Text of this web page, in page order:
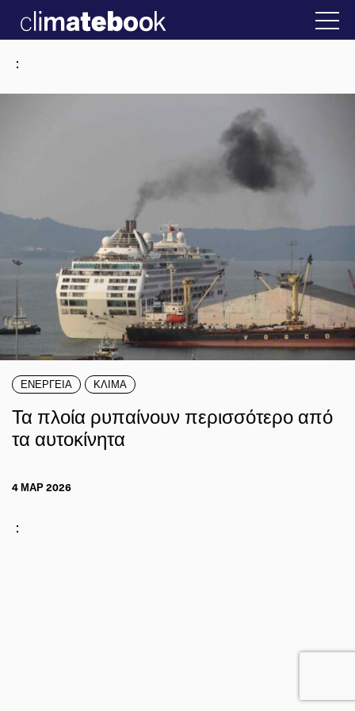
Ελλάδα 22 ΙΑΝ 2026 2025 Η άβολη
:
ΕΝΕΡΓΕΙΑ ΚΛΙΜΑ
Τα πλοία ρυπαίνουν περισσότερο από
τα αυτοκίνητα
4 ΜΑΡ 2026
: